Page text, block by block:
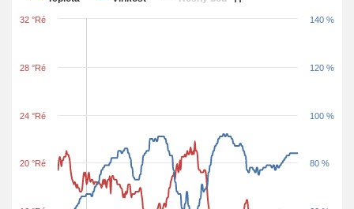
20 °Ré
24 °Ré
28 °Ré
32 °Ré
80 %
100 %
120 %
140 %